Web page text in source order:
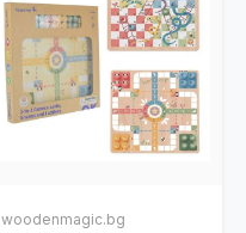
woodenmagic.bg